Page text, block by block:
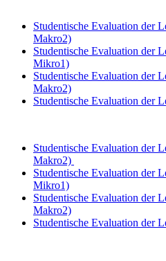
Studentische Evaluation der
Makro2)
Studentische Evaluation der
Mikro1)
Studentische Evaluation der
Makro2)
Studentische Evaluation der
Studentische Evaluation der
Makro2)
Studentische Evaluation der
Mikro1)
Studentische Evaluation der
Makro2)
Studentische Evaluation der